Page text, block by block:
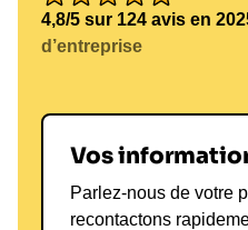
4,8/5 sur 124 avis en
d’entreprise
Vos
Parlez-nous de votre
recontactons